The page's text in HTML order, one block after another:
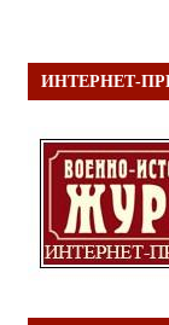
ИНТЕРНЕТ-